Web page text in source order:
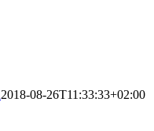
2018-08-26T11:33:33+02:00